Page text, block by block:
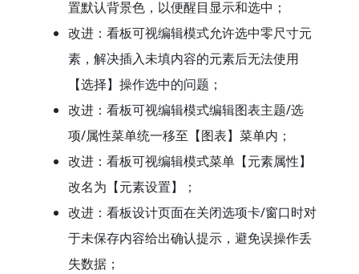
置默认背景色，以便醒目显示和选中；
改进：看板可视编辑模式允许选中零尺寸元
素，解决插入未填内容的元素后无法使用
【选择】操作选中的问题；
改进：看板可视编辑模式编辑图表主题/选
项/属性菜单统一移至【图表】菜单内；
改进：看板可视编辑模式菜单【元素属性】
改名为【元素设置】；
改进：看板设计页面在关闭选项卡/窗口时对
于未保存内容给出确认提示，避免误操作丢
失数据；